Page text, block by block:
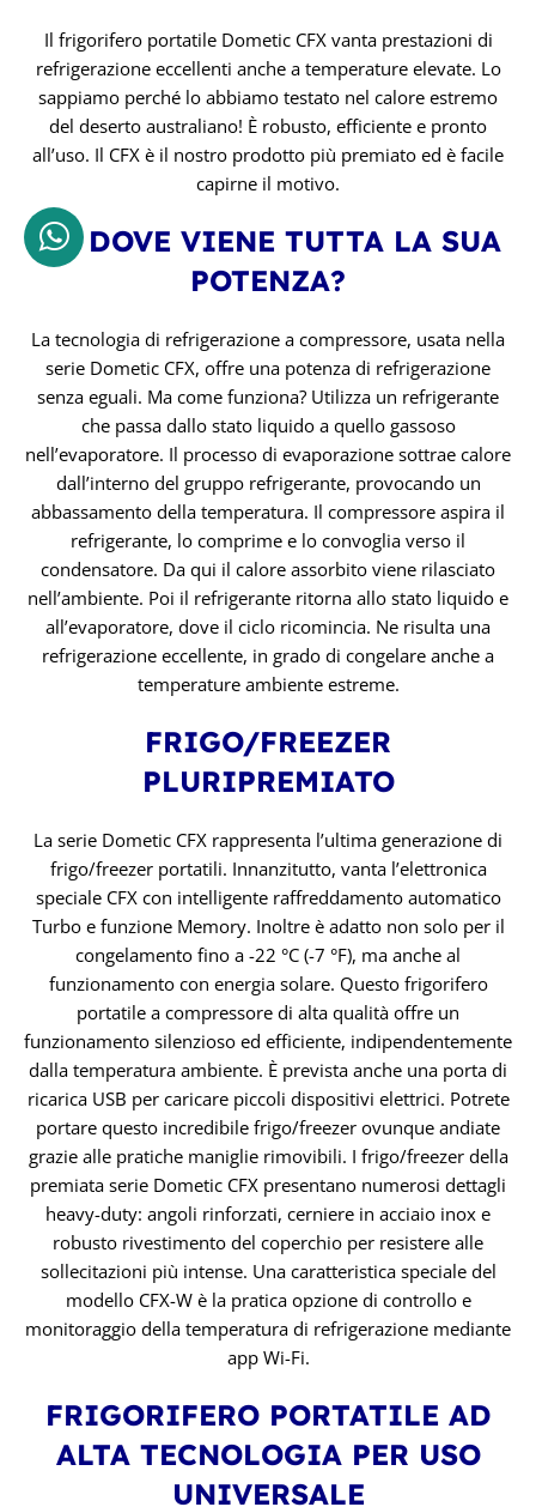
Il frigorifero portatile Dometic CFX vanta prestazioni di
refrigerazione eccellenti anche a temperature elevate. Lo
sappiamo perché lo abbiamo testato nel calore estremo
del deserto australiano! È robusto, efficiente e pronto
all’uso. Il CFX è il nostro prodotto più premiato ed è facile
capirne il motivo.
DA DOVE VIENE TUTTA LA SUA
POTENZA?
La tecnologia di refrigerazione a compressore, usata nella
serie Dometic CFX, offre una potenza di refrigerazione
senza eguali. Ma come funziona? Utilizza un refrigerante
che passa dallo stato liquido a quello gassoso
nell’evaporatore. Il processo di evaporazione sottrae calore
dall’interno del gruppo refrigerante, provocando un
abbassamento della temperatura. Il compressore aspira il
refrigerante, lo comprime e lo convoglia verso il
condensatore. Da qui il calore assorbito viene rilasciato
nell’ambiente. Poi il refrigerante ritorna allo stato liquido e
all’evaporatore, dove il ciclo ricomincia. Ne risulta una
refrigerazione eccellente, in grado di congelare anche a
temperature ambiente estreme.
FRIGO/FREEZER
PLURIPREMIATO
La serie Dometic CFX rappresenta l’ultima generazione di
frigo/freezer portatili. Innanzitutto, vanta l’elettronica
speciale CFX con intelligente raffreddamento automatico
Turbo e funzione Memory. Inoltre è adatto non solo per il
congelamento fino a -22 °C (-7 °F), ma anche al
funzionamento con energia solare. Questo frigorifero
portatile a compressore di alta qualità offre un
funzionamento silenzioso ed efficiente, indipendentemente
dalla temperatura ambiente. È prevista anche una porta di
ricarica USB per caricare piccoli dispositivi elettrici. Potrete
portare questo incredibile frigo/freezer ovunque andiate
grazie alle pratiche maniglie rimovibili. I frigo/freezer della
premiata serie Dometic CFX presentano numerosi dettagli
heavy-duty: angoli rinforzati, cerniere in acciaio inox e
robusto rivestimento del coperchio per resistere alle
sollecitazioni più intense. Una caratteristica speciale del
modello CFX-W è la pratica opzione di controllo e
monitoraggio della temperatura di refrigerazione mediante
app Wi-Fi.
FRIGORIFERO PORTATILE AD
ALTA TECNOLOGIA PER USO
UNIVERSALE